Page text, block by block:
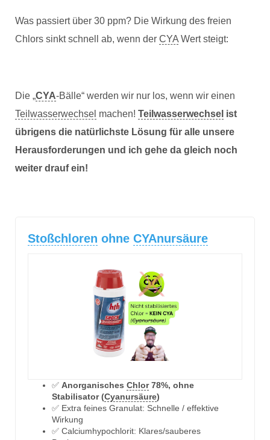
Was passiert über 30 ppm? Die Wirkung des freien
Chlors sinkt schnell ab, wenn der CYA Wert steigt:
Die „CYA-Bälle“ werden wir nur los, wenn wir einen
Teilwasserwechsel machen! Teilwasserwechsel ist
übrigens die natürlichste Lösung für alle unsere
Herausforderungen und ich gehe da gleich noch
weiter drauf ein!
Stoßchloren ohne CYAnursäure
✅ Anorganisches Chlor78%, ohne
Stabilisator (Cyanursäure)
✅ Extra feines Granulat: Schnelle / effektive
Wirkung
✅ Calciumhypochlorit: Klares/sauberes